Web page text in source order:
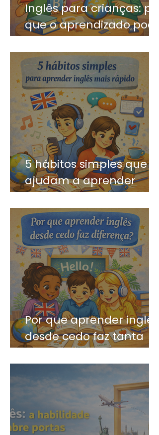
Inglês para crianças: por
que o aprendizado pode
5 hábitos simples que
ajudam a aprender
Por que aprender inglês
desde cedo faz tanta